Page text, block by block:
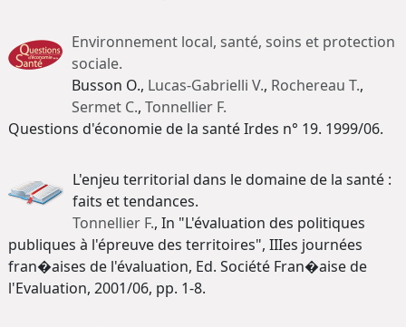
Environnement local, santé, soins et protection
sociale.
Busson O., Lucas-Gabrielli V., Rochereau T.,
Sermet C., Tonnellier F.
Questions d'économie de la santé Irdes n° 19. 1999/06.
L'enjeu territorial dans le domaine de la santé :
faits et tendances.
Tonnellier F., In "L'évaluation des politiques
publiques à l'épreuve des territoires", IIIes journées
fran�aises de l'évaluation, Ed. Société Fran�aise de
l'Evaluation, 2001/06, pp. 1-8.